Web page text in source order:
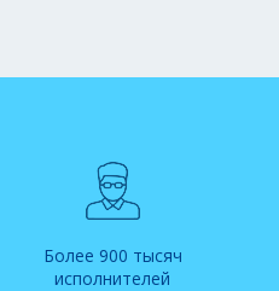
Более 900 тысяч
исполнителей